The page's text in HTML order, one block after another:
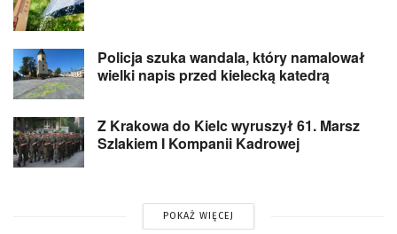
Policja szuka wandala, który namalował
wielki napis przed kielecką katedrą
Z Krakowa do Kielc wyruszył 61. Marsz
Szlakiem I Kompanii Kadrowej
POKAŻ WIĘCEJ